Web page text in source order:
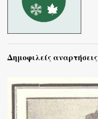
Δημοφιλείς αναρτήσεις